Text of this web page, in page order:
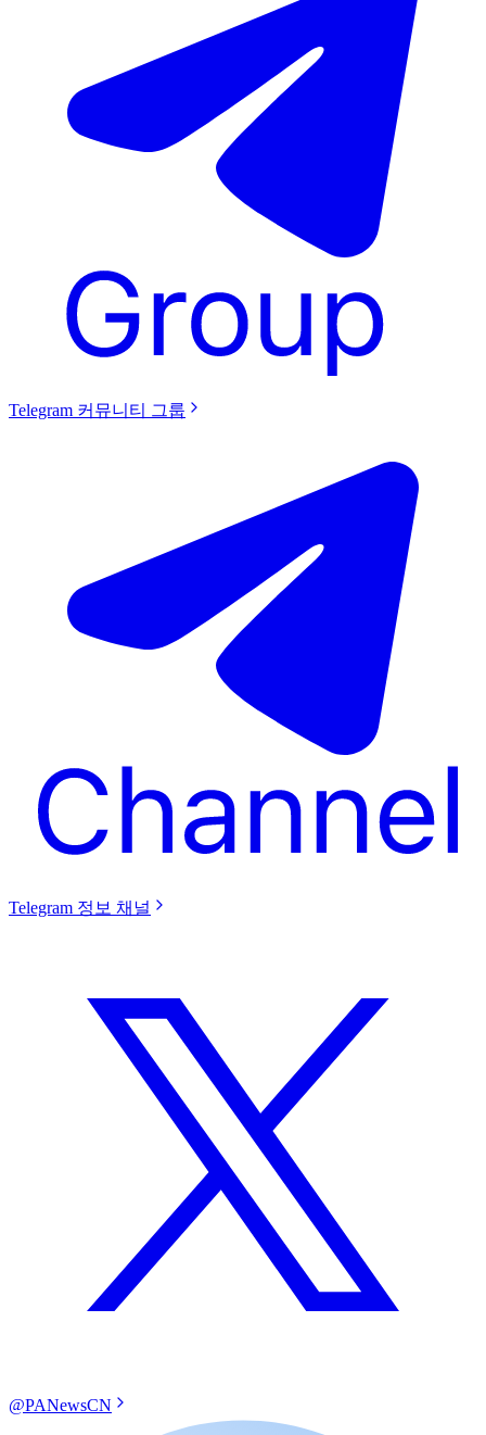
Telegram 커뮤니티 그룹
Telegram 정보 채널
@PANewsCN